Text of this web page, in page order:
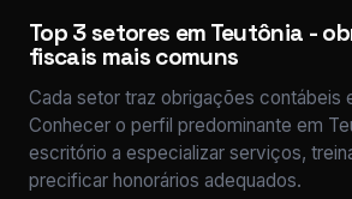
Top 3 setores em Teutônia -
fiscais mais comuns
Cada setor traz obrigações contábeis
Conhecer o perfil predominante em
escritório a especializar serviços,
precificar honorários adequados.